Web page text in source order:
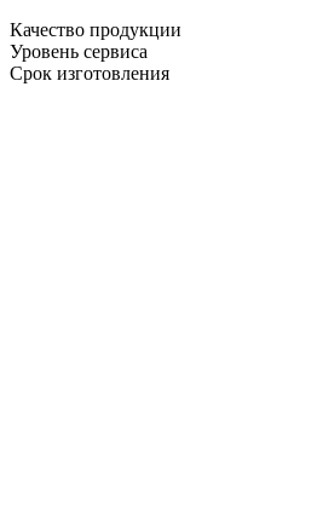
Качество продукции
Уровень сервиса
Срок изготовления